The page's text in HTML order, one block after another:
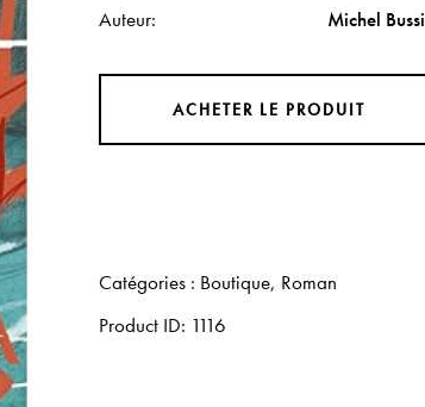
Auteur Michel Bussi
ACHETER LE PRODUIT
Catégories : Boutique, Roman
Product ID: 1116